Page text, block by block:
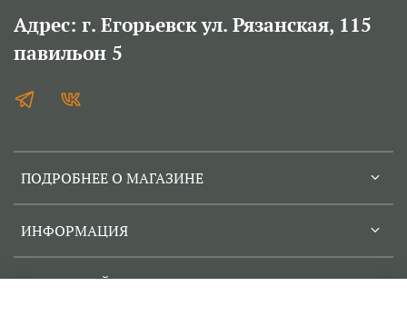
ПОДРОБНЕЕ О МАГАЗИНЕ
ИНФОРМАЦИЯ
СЕРВИСНЫЙ ЦЕНТР
Адрес: г. Егорьевск ул. Рязанская, 115
павильон 5